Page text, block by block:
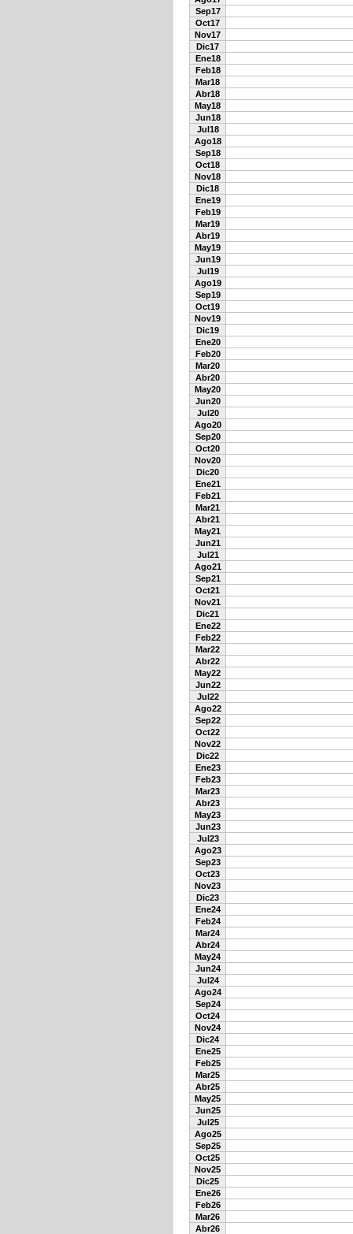
Sep17
Oct17
Nov17
Dic17
Ene18
Feb18
Mar18
Abr18
May18
Jun18
Jul18
Ago18
Sep18
Oct18
Nov18
Dic18
Ene19
Feb19
Mar19
Abr19
May19
Jun19
Jul19
Ago19
Sep19
Oct19
Nov19
Dic19
Ene20
Feb20
Mar20
Abr20
May20
Jun20
Jul20
Ago20
Sep20
Oct20
Nov20
Dic20
Ene21
Feb21
Mar21
Abr21
May21
Jun21
Jul21
Ago21
Sep21
Oct21
Nov21
Dic21
Ene22
Feb22
Mar22
Abr22
May22
Jun22
Jul22
Ago22
Sep22
Oct22
Nov22
Dic22
Ene23
Feb23
Mar23
Abr23
May23
Jun23
Jul23
Ago23
Sep23
Oct23
Nov23
Dic23
Ene24
Feb24
Mar24
Abr24
May24
Jun24
Jul24
Ago24
Sep24
Oct24
Nov24
Dic24
Ene25
Feb25
Mar25
Abr25
May25
Jun25
Jul25
Ago25
Sep25
Oct25
Nov25
Dic25
Ene26
Feb26
Mar26
Abr26